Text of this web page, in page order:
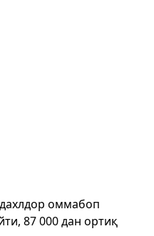
оммабоп
87 000 дан ортиқ